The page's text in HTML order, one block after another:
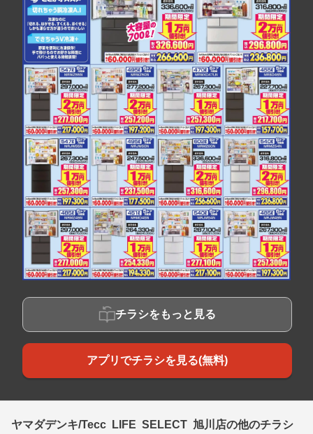
チラシをもっと見る
アプリでチラシを見る(無料)
ヤマダデンキ/Tecc LIFE SELECT 旭川店の他のチラシ